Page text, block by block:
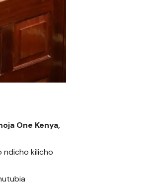
One Kenya,
ndicho kilicho